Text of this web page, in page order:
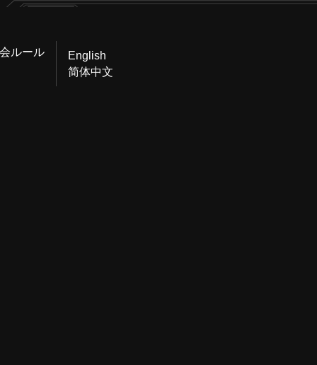
ルール
English
简体中文